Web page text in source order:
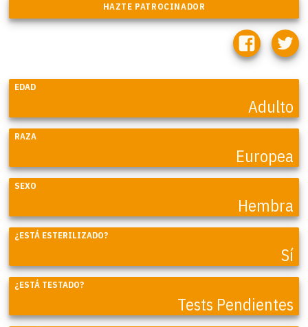
EDAD
Adulto
RAZA
Europea
SEXO
Hembra
¿ESTÁ ESTERILIZADO?
Sí
¿ESTÁ TESTADO?
Tests Pendientes